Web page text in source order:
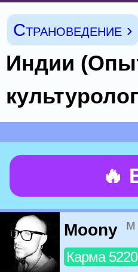
Страноведение ›
Индии
🔥
Moony м
Карма 5220